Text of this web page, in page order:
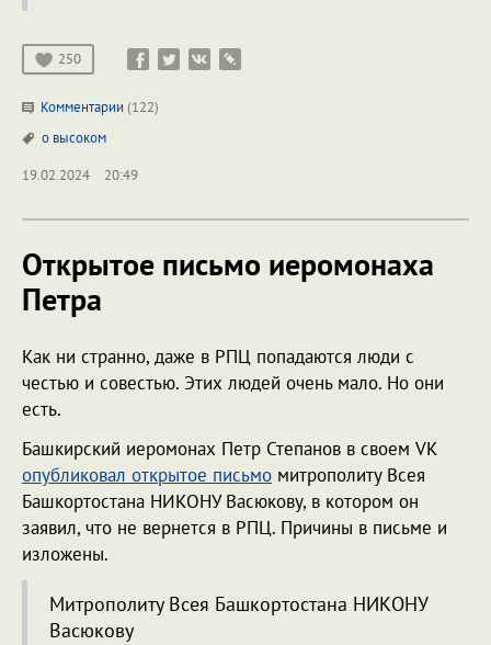
250
Комментарии (122)
о высоком
19.02.2024
20:49
Открытое письмо иеромонаха
Петра
Как ни странно, даже в РПЦ попадаются люди с
честью и совестью. Этих людей очень мало. Но они
есть.
Башкирский иеромонах Петр Степанов в своем VK
опубликовал открытое письмо митрополиту Всея
Башкортостана НИКОНУ Васюкову, в котором он
заявил, что не вернется в РПЦ. Причины в письме и
изложены.
Митрополиту Всея Башкортостана НИКОНУ
Васюкову